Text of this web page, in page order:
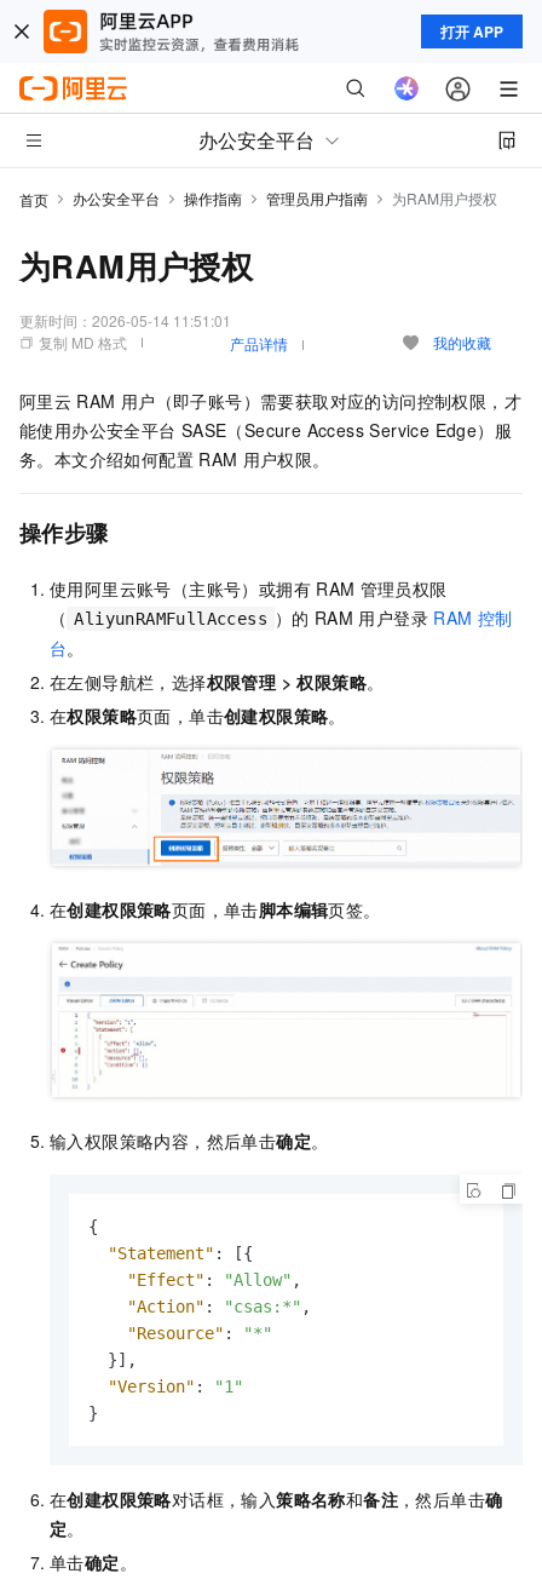
打开 APP
办公安全平台
首页 办公安全平台 操作指南 管理员用户指南 为RAM用户授权
为RAM用户授权
更新时间： 2026-05-14 11:51:01
复制 MD 格式
产品详情 我的收藏
阿里云 RAM 用户（即子账号）需要获取对应的访问控制权限，才
能使用办公安全平台 SASE（Secure Access Service Edge） 服
务。本文介绍如何配置 RAM 用户权限。
操作步骤
使用阿里云账号（主账号）或拥有 RAM 管理员权限
（ AliyunRAMFullAccess ）的 RAM 用户登录 RAM 控制
台。
在左侧导航栏，选择权限管理 >权限策略。
在权限策略页面，单击创建权限策略。
在创建权限策略页面，单击脚本编辑页签。
输入权限策略内容，然后单击确定。
{
"Statement" : [{
"Effect" : "Allow" ,
"Action" : "csas:*" ,
"Resource" :
"*"
}] ,
"Version" :
"1"
}
在创建权限策略对话框，输入策略名称和备注 ，然后单击确
定。
单击确定 。